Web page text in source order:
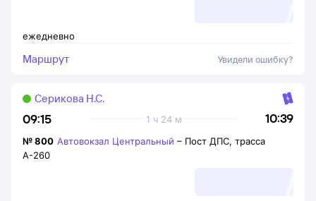
ежедневно
Маршрут Увидели ошибку?
09:15 10:39
1 ч 24 м
Серикова Н.С.
№800 Автовокзал Центральный – Пост ДПС, трасса
А-260